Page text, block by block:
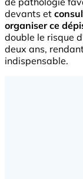
devants et
organiser ce
double le risque
deux ans,
indispensable.